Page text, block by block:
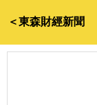
＜東森財經新聞